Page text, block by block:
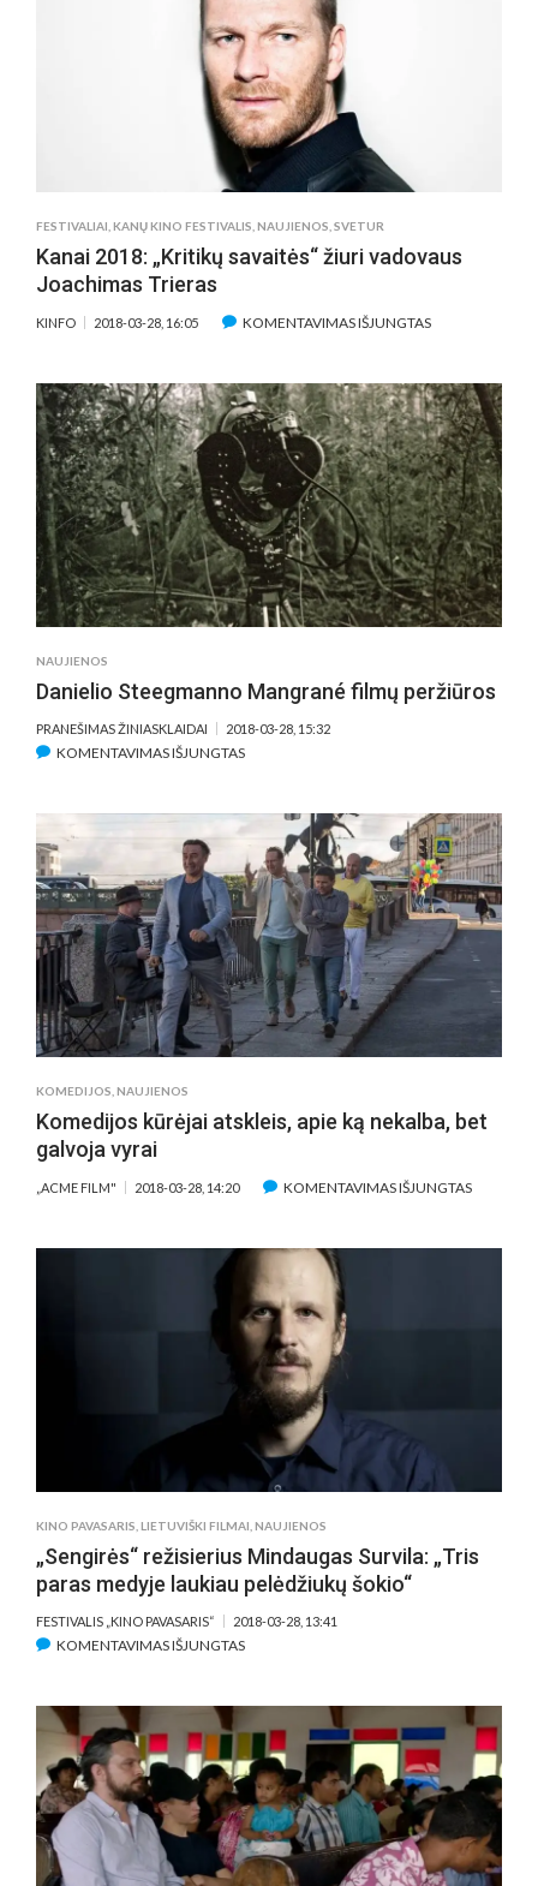
PATRICKAS
IŠ
TĖVO
PAVELDĖJO
NE
TIK
ŽAVESĮ
FESTIVALIAI KANŲ KINO FESTIVALIS NAUJIENOS SVETUR
Kanai 2018: „Kritikų savaitės“ žiuri vadovaus
Joachimas Trieras
KINFO 2018-03-28, 16:05 KOMENTAVIMAS IŠJUNGTASĮRAŠE
„KRITIKŲ
SAVAITĖS“
ŽIURI
VADOVAUS
JOACHIMAS
TRIERAS
NAUJIENOS
Danielio Steegmanno Mangrané filmų peržiūros
PRANEŠIMAS ŽINIASKLAIDAI 2018-03-28, 15:32
KOMENTAVIMAS IŠJUNGTASĮRAŠE
MANGRANÉ
FILMŲ
PERŽIŪROS
KOMEDIJOS NAUJIENOS
Komedijos kūrėjai atskleis, apie ką nekalba, bet
galvoja vyrai
„ACME FILM" 2018-03-28, 14:20 KOMENTAVIMAS IŠJUNGTASĮRAŠE
KINO PAVASARIS LIETUVIŠKI FILMAI NAUJIENOS
„Sengirės“ režisierius Mindaugas Survila: „Tris
paras medyje laukiau pelėdžiukų šokio“
FESTIVALIS „KINO PAVASARIS“ 2018-03-28, 13:41
KOMENTAVIMAS IŠJUNGTASĮRAŠE
SURVILA:
„TRIS
PARAS
MEDYJE
LAUKIAU
PELĖDŽIUKŲ